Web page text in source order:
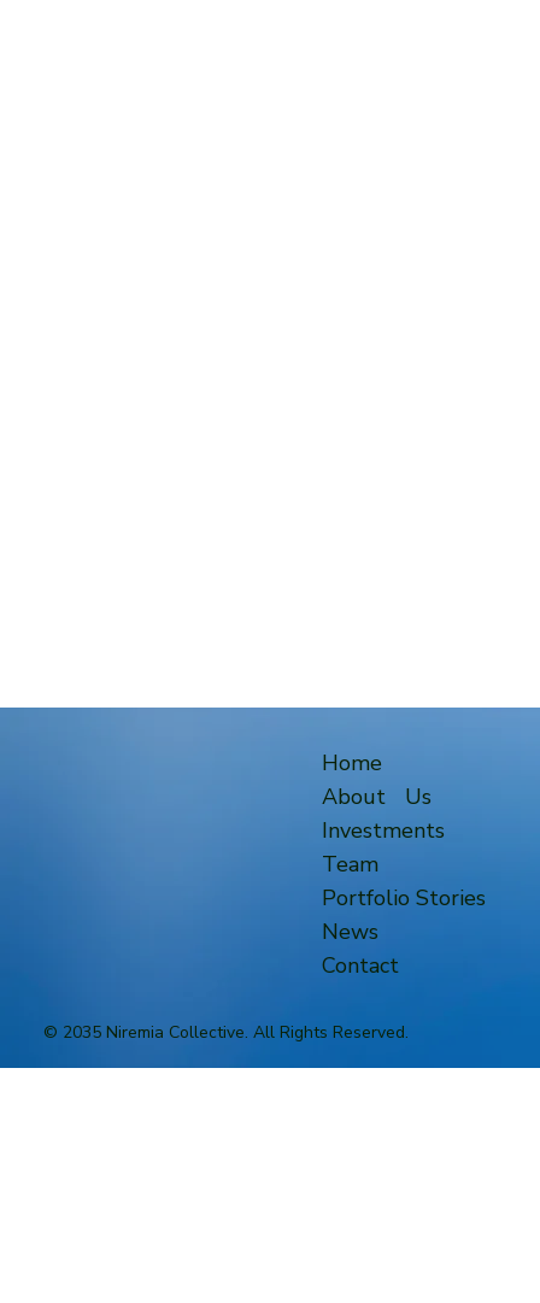
Home
About Us
Investments
Team
Portfolio Stories
News
Contact
© 2035 Niremia Collective. All Rights Reserved.